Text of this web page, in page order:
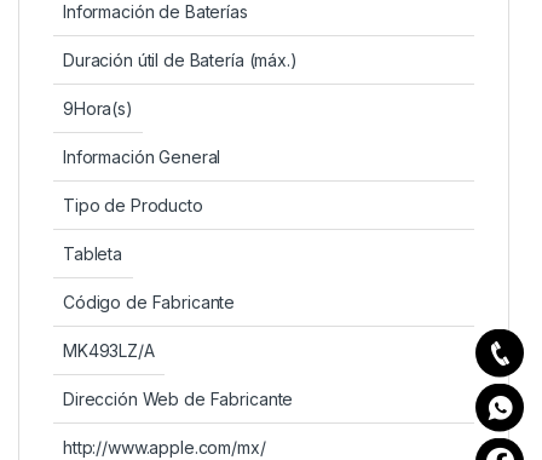
Información de Baterías
Duración útil de Batería (máx.)
9Hora(s)
Información General
Tipo de Producto
Tableta
Código de Fabricante
MK493LZ/A
Dirección Web de Fabricante
http://www.apple.com/mx/